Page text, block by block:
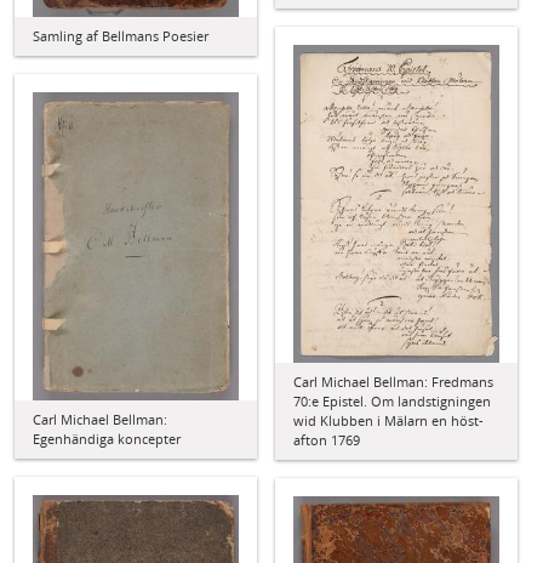
Samling af Bellmans Poesier
Carl Michael Bellman: Fredmans
70:e Epistel. Om landstigningen
wid Klubben i Mälarn en höst-
afton 1769
Carl Michael Bellman:
Egenhändiga koncepter